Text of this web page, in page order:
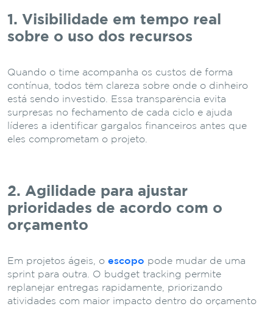
1. Visibilidade em tempo real
sobre o uso dos recursos
Quando o time acompanha os custos de forma
contínua, todos têm clareza sobre onde o dinheiro
está sendo investido. Essa transparência evita
surpresas no fechamento de cada ciclo e ajuda
líderes a identificar gargalos financeiros antes que
eles comprometam o projeto.
2. Agilidade para ajustar
prioridades de acordo com o
orçamento
Em projetos ágeis, o escopo pode mudar de uma
sprint para outra. O budget tracking permite
replanejar entregas rapidamente, priorizando
atividades com maior impacto dentro do orçamento